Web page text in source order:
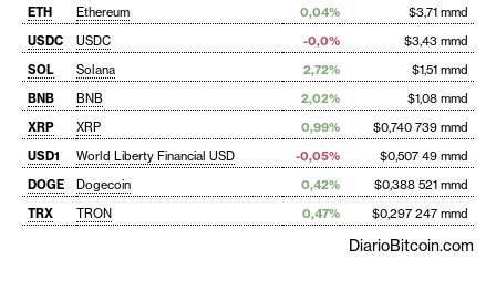
ETH Ethereum 0,04%
$3,71 mmd
USDC
USDC -0,0%
$3,43 mmd
SOL
Solana 2,72%
$1,51 mmd
BNB
BNB 2,02%
$1,08 mmd
XRP
XRP 0,99%
$0,740 739 mmd
USD1
World Liberty Financial USD -0,05%
$0,507 49 mmd
DOGE
Dogecoin 0,42%
$0,388 521 mmd
TRX
TRON 0,47% $0,297 247 mmd
DiarioBitcoin.com